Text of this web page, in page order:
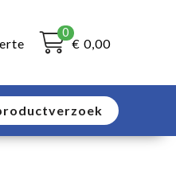
0
€ 0,00